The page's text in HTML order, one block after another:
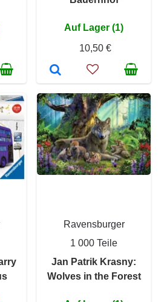
Auf Lager (1)
10,50 €
Ravensburger
1 000 Teile
Jan Patrik Krasny:
Wolves in the Forest